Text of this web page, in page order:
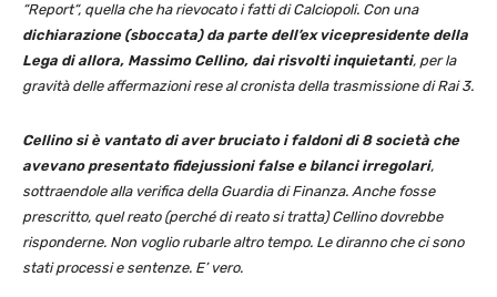
“Report“, quella che ha rievocato i fatti di Calciopoli. Con una
dichiarazione (sboccata) da parte dell’ex vicepresidente della
Lega di allora, Massimo Cellino, dai risvolti inquietanti, per la
gravità delle affermazioni rese al cronista della trasmissione di Rai 3.
Cellino si è vantato di aver bruciato i faldoni di 8 società che
avevano presentato fidejussioni false e bilanci irregolari,
sottraendole alla verifica della Guardia di Finanza. Anche fosse
prescritto, quel reato (perché di reato si tratta) Cellino dovrebbe
risponderne. Non voglio rubarle altro tempo. Le diranno che ci sono
stati processi e sentenze. E’ vero.